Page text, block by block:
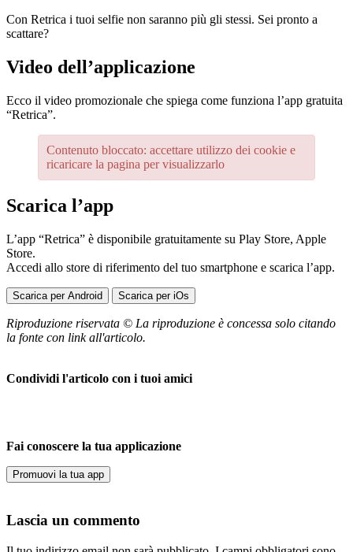
Con Retrica i tuoi selfie non saranno più gli stessi. Sei pronto a
scattare?
Video dell’applicazione
Ecco il video promozionale che spiega come funziona l’app gratuita
“Retrica”.
Contenuto bloccato: accettare utilizzo dei cookie e
ricaricare la pagina per visualizzarlo
Scarica l’app
L’app “Retrica” è disponibile gratuitamente su Play Store, Apple
Store.
Accedi allo store di riferimento del tuo smartphone e scarica l’app.
Scarica per Android Scarica per iOs
Riproduzione riservata © La riproduzione è concessa solo citando
la fonte con link all'articolo.
Condividi l'articolo con i tuoi amici
Fai conoscere la tua applicazione
Promuovi la tua app
Lascia un commento